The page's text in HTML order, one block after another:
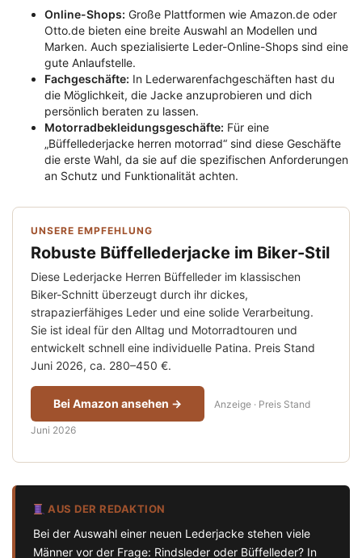
Online-Shops: Große Plattformen wie Amazon.de oder
Otto.de bieten eine breite Auswahl an Modellen und
Marken. Auch spezialisierte Leder-Online-Shops sind eine
gute Anlaufstelle.
Fachgeschäfte: In Lederwarenfachgeschäften hast du
die Möglichkeit, die Jacke anzuprobieren und dich
persönlich beraten zu lassen.
Motorradbekleidungsgeschäfte: Für eine
„Büffellederjacke herren motorrad“ sind diese Geschäfte
die erste Wahl, da sie auf die spezifischen Anforderungen
an Schutz und Funktionalität achten.
UNSERE EMPFEHLUNG
Robuste Büffellederjacke im Biker-Stil
Diese Lederjacke Herren Büffelleder im klassischen
Biker-Schnitt überzeugt durch ihr dickes,
strapazierfähiges Leder und eine solide Verarbeitung.
Sie ist ideal für den Alltag und Motorradtouren und
entwickelt schnell eine individuelle Patina. Preis Stand
Juni 2026, ca. 280–450 €.
Bei Amazon ansehen → Anzeige · Preis Stand
Juni 2026
AUS DER REDAKTION
Bei der Auswahl einer neuen Lederjacke stehen viele
Männer vor der Frage: Rindsleder oder Büffelleder? In